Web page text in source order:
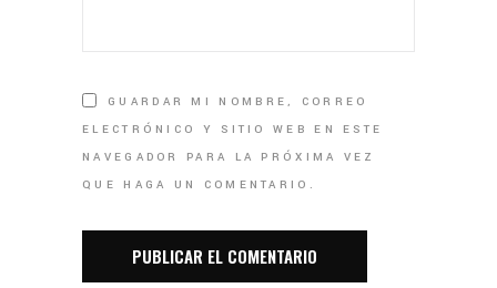
GUARDAR MI NOMBRE, CORREO
ELECTRÓNICO Y SITIO WEB EN ESTE
NAVEGADOR PARA LA PRÓXIMA VEZ
QUE HAGA UN COMENTARIO.